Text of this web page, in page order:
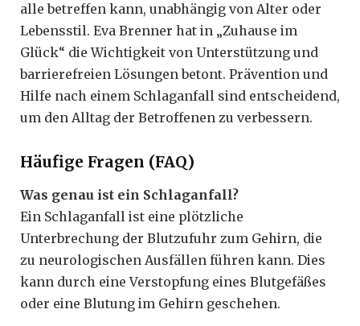
alle betreffen kann, unabhängig von Alter oder
Lebensstil. Eva Brenner hat in „Zuhause im
Glück“ die Wichtigkeit von Unterstützung und
barrierefreien Lösungen betont. Prävention und
Hilfe nach einem Schlaganfall sind entscheidend,
um den Alltag der Betroffenen zu verbessern.
Häufige Fragen (FAQ)
Was genau ist ein Schlaganfall?
Ein Schlaganfall ist eine plötzliche
Unterbrechung der Blutzufuhr zum Gehirn, die
zu neurologischen Ausfällen führen kann. Dies
kann durch eine Verstopfung eines Blutgefäßes
oder eine Blutung im Gehirn geschehen.